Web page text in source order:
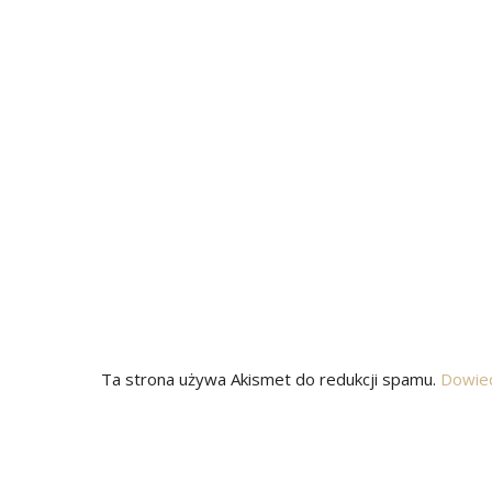
Ta strona używa Akismet do redukcji spamu.